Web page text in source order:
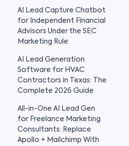
AI Lead Capture Chatbot
for Independent Financial
Advisors Under the SEC
Marketing Rule
AI Lead Generation
Software for HVAC
Contractors in Texas: The
Complete 2026 Guide
All-in-One AI Lead Gen
for Freelance Marketing
Consultants: Replace
Apollo + Mailchimp With